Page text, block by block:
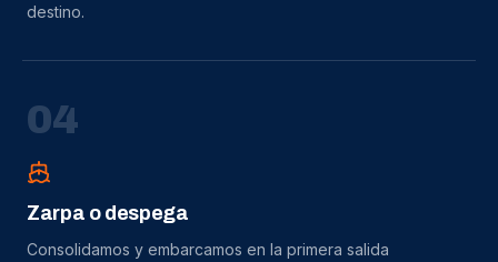
destino.
04
Zarpa o despega
Consolidamos y embarcamos en la primera salida